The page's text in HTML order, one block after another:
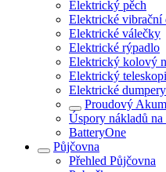
Elektrický pěch
Elektrické vibrační
Elektrické válečky
Elektrické rýpadlo
Elektrický kolový
Elektrický
Elektrické dumpery
Proudový
Úspory nákladů na
BatteryOne
Půjčovna
Přehled Půjčovna